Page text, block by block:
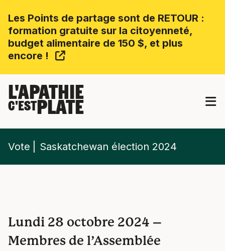
Les Points de partage sont de RETOUR :
formation gratuite sur la citoyenneté,
budget alimentaire de 150 $, et plus
encore !
L'APATHIE
C'ESTPLATE
Vote Saskatchewan élection 2024
Lundi 28 octobre 2024 –
Membres de l’Assemblée